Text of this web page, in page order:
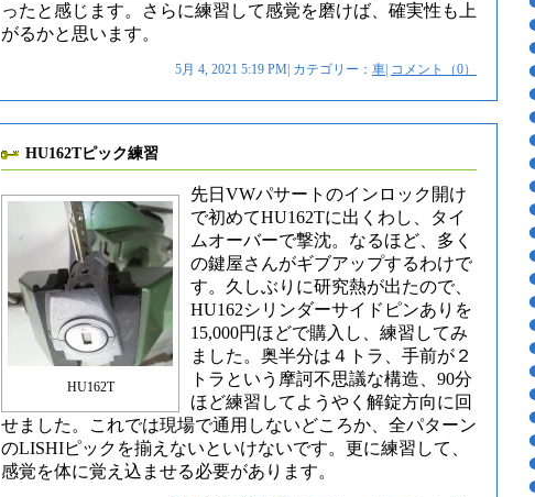
ったと感じます。さらに練習して感覚を磨けば、確実性も上
がるかと思います。
5月 4, 2021 5:19 PM| カテゴリー： 車 コメント（0）
HU162Tピック練習
HU162T
先日VWパサートのインロック開け
で初めてHU162Tに出くわし、タイ
ムオーバーで撃沈。なるほど、多く
の鍵屋さんがギブアップするわけで
す。久しぶりに研究熱が出たので、
HU162シリンダーサイドピンありを
15,000円ほどで購入し、練習してみ
ました。奥半分は４トラ、手前が２
トラという摩訶不思議な構造、90分
ほど練習してようやく解錠方向に回
せました。これでは現場で通用しないどころか、全パターン
のLISHIピックを揃えないといけないです。更に練習して、
感覚を体に覚え込ませる必要があります。